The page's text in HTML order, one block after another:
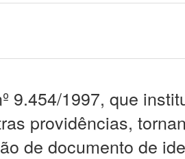
9.454/1997, que
providências,
de documento de